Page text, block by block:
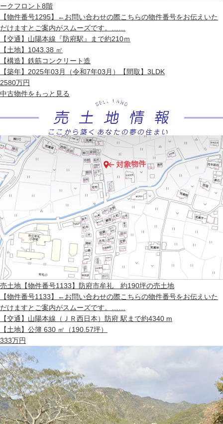
ークフロント8階
【物件番号1295】←お問い合わせの際こちらの物件番号をお伝えいた
だけますとご案内がスムーズです。……
【交通】 山陽本線『防府駅』まで約210ｍ
【土地】 1043.38 ㎡
【構造】 鉄筋コンクリート造
【築年】 2025年03月（令和7年03月） 【間取】 3LDK
2580万円
中古物件をもっと見る
売土地 【物件番号1133】防府市牟礼 約190坪の売土地
【物件番号1133】←お問い合わせの際こちらの物件番号をお伝えいた
だけますとご案内がスムーズです。……
【交通】 山陽本線（ＪＲ西日本）防府 駅まで約4340 m
【土地】 公簿 630 ㎡（190.57坪）
333万円